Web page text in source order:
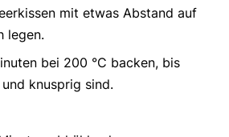
mit etwas Abstand auf
legen.
bei 200 °C backen, bis
knusprig sind.